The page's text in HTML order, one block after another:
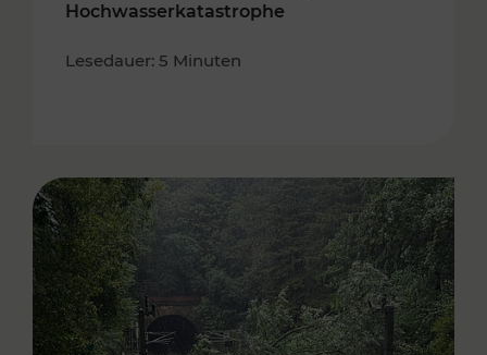
Hochwasserkatastrophe
Lesedauer: 5 Minuten